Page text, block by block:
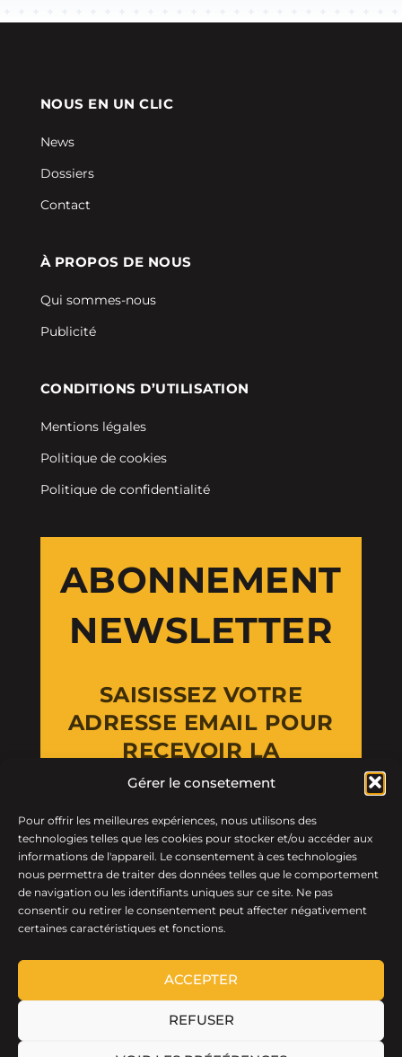
Gérer le consetement
Pour offrir les meilleures expériences, nous utilisons des
technologies telles que les cookies pour stocker et/ou accéder aux
informations de l'appareil. Le consentement à ces technologies
nous permettra de traiter des données telles que le comportement
de navigation ou les identifiants uniques sur ce site. Ne pas
consentir ou retirer le consentement peut affecter négativement
certaines caractéristiques et fonctions.
ACCEPTER
REFUSER
NOUS EN UN CLIC
News
Dossiers
Contact
À PROPOS DE NOUS
Qui sommes-nous
Publicité
CONDITIONS D’UTILISATION
Mentions légales
Politique de cookies
Politique de confidentialité
ABONNEMENT
NEWSLETTER
SAISISSEZ VOTRE
ADRESSE EMAIL POUR
RECEVOIR LA
NEWSLETTER
Email Address
LTF © 2026 · Tous droits réservés.